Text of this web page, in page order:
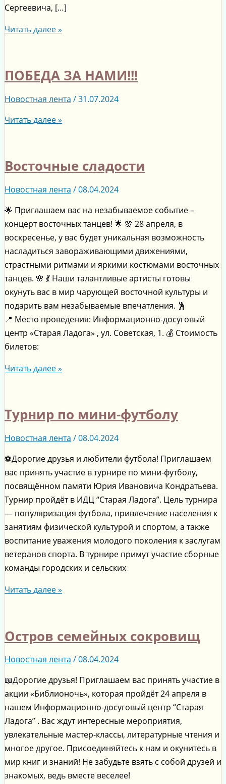
Сергеевича, […]
Читать далее »
ПОБЕДА ЗА НАМИ!!!
Новостная лента /31.07.2024
Читать далее »
Восточные сладости
Новостная лента /08.04.2024
🌟 Приглашаем вас на незабываемое событие –
концерт восточных танцев! 🌟 🌸 28 апреля, в
воскресенье, у вас будет уникальная возможность
насладиться завораживающими движениями,
страстными ритмами и яркими костюмами восточных
танцев. 🌸 💃 Наши талантливые артисты готовы
окунуть вас в мир чарующей восточной культуры и
подарить вам незабываемые впечатления. 🕺
📍 Место проведения: Информационно-досуговый
центр «Старая Ладога» , ул. Советская, 1. 💰 Стоимость
билетов:
Читать далее »
Турнир по мини-футболу
Новостная лента /08.04.2024
⚽Дорогие друзья и любители футбола! Приглашаем
вас принять участие в турнире по мини-футболу,
посвящённом памяти Юрия Ивановича Кондратьева.
Турнир пройдёт в ИДЦ “Старая Ладога”. Цель турнира
— популяризация футбола, привлечение населения к
занятиям физической культурой и спортом, а также
воспитание уважения молодого поколения к заслугам
ветеранов спорта. В турнире примут участие сборные
команды городских и сельских
Читать далее »
Остров семейных сокровищ
Новостная лента /08.04.2024
📖Дорогие друзья! Приглашаем вас принять участие в
акции «Библионочь», которая пройдёт 24 апреля в
нашем Информационно-досуговый центр “Старая
Ладога” . Вас ждут интересные мероприятия,
увлекательные мастер-классы, литературные чтения и
многое другое. Присоединяйтесь к нам и окунитесь в
мир книг и знаний! Не забудьте взять с собой друзей и
знакомых, ведь вместе веселее!